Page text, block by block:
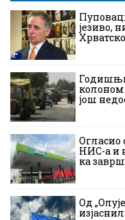
језиво,
колоном
још
Огласио
НИС-а и
ка
Од